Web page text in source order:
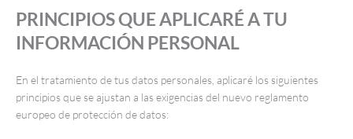
PRINCIPIOS QUE APLICARÉ A TU
INFORMACIÓN PERSONAL
En el tratamiento de tus datos personales, aplicaré los siguientes
principios que se ajustan a las exigencias del nuevo reglamento
europeo de protección de datos: